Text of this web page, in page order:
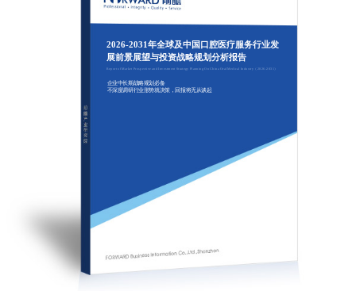
2026-2031年全球及中国口腔医疗服务行业发
展前景展望与投资战略规划分析报告
Report of Market Prospective and Investment Strategy Planning On China Oral Medical Industry（2026-2031）
企业中长期战略规划必备
不深度调研行业形势就决策，回报将无从谈起